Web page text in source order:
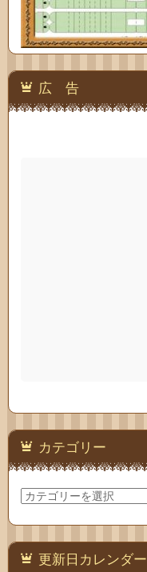
広 告
カテゴリー
カ
テ
ゴ
リ
ー 更新日カレンダー